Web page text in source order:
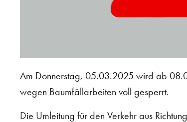
Am Donnerstag, 05.03.2025 wird ab
wegen Baumfällarbeiten voll gesperrt.
Die Umleitung für den Verkehr aus